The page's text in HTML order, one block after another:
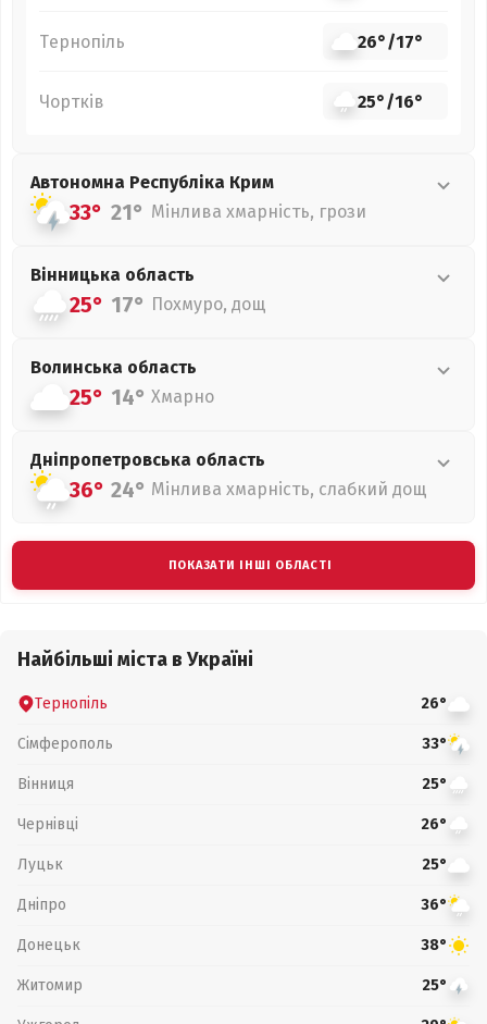
Тернопіль 26°/17°
Чортків 25°/16°
Автономна Республіка Крим
33° 21° Мінлива хмарність, грози
Вінницька область
25° 17° Похмуро, дощ
Волинська область
25° 14° Хмарно
Дніпропетровська область
36° 24° Мінлива хмарність, слабкий дощ
ПОКАЗАТИ ІНШІ ОБЛАСТІ
Найбільші міста в Україні
Тернопіль 26°
Сімферополь 33°
Вінниця 25°
Чернівці 26°
Луцьк 25°
Дніпро 36°
Донецьк 38°
Житомир 25°